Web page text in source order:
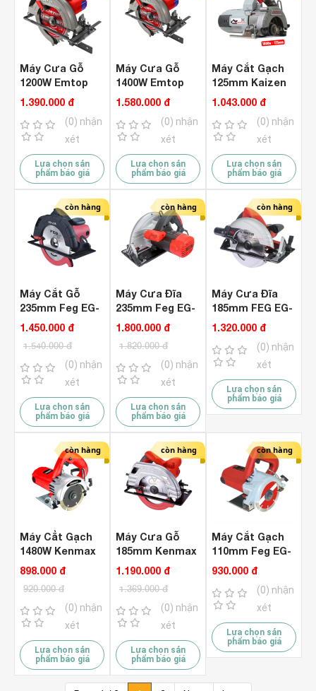
Máy Cưa Gỗ
1200W Emtop
ECSW1855 ( Kèm
1.390.000 đ
(0) nhận
xét
Lựa chọn sản
phẩm báo giá
Máy Cưa Gỗ
1400W Emtop
ECSW1852 ( Kèm
1.580.000 đ
(0) nhận
xét
Lựa chọn sản
phẩm báo giá
Máy Cắt Gạch
125mm Kaizen
KZ-MC125
1.043.000 đ
(0) nhận
xét
Lựa chọn sản
phẩm báo giá
còn hàng
Máy Cắt Gỗ
235mm Feg EG-
235 1900W
1.450.000 đ
1.540.000 đ
(0) nhận
xét
Lựa chọn sản
phẩm báo giá
còn hàng
Máy Cưa Đĩa
235mm Feg EG-
889PRO 2400W
1.800.000 đ
1.820.000 đ
(0) nhận
xét
Lựa chọn sản
phẩm báo giá
còn hàng
Máy Cưa Đĩa
185mm FEG EG-
886PRO 1300W
1.320.000 đ
(0) nhận
xét
Lựa chọn sản
phẩm báo giá
còn hàng
Máy Cẳt Gạch
1480W Kenmax
KM110
898.000 đ
920.000 đ
(0) nhận
xét
Lựa chọn sản
phẩm báo giá
còn hàng
Máy Cưa Gỗ
185mm Kenmax
KMCS003
1.190.000 đ
1.369.000 đ
(0) nhận
xét
Lựa chọn sản
phẩm báo giá
còn hàng
Máy Cắt Gạch
110mm Feg EG-
112
930.000 đ
(0) nhận
xét
Lựa chọn sản
phẩm báo giá